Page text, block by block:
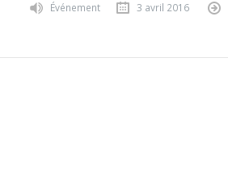
Événement 3 avril 2016